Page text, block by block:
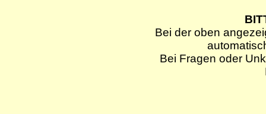
Bei der oben
Bei Fragen oder